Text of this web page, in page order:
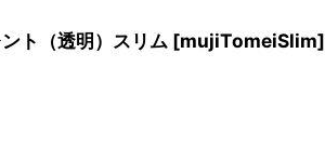
ト（透明）スリム [mujiTomeiSlim]